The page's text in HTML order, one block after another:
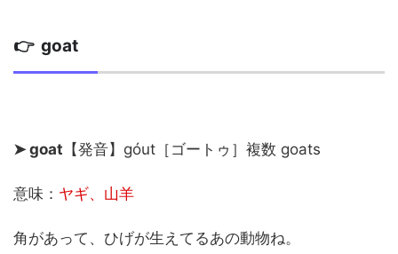
👉 goat
➤ goat 【発音】góut［ゴートゥ］複数 goats
意味： ヤギ、山羊
角があって、ひげが生えてるあの動物ね。